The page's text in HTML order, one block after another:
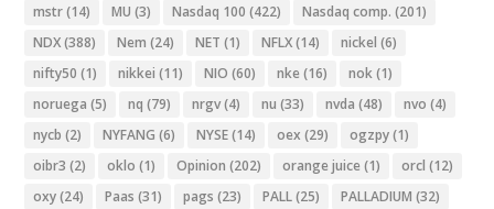
mstr(14) MU (3) Nasdaq 100 (422) Nasdaq comp. (201)
NDX(388) Nem (24) NET (1) NFLX(14) nickel (6)
nifty50 (1) nikkei (11) NIO (60) nke (16) nok(1)
noruega (5) nq (79) nrgv(4) nu (33) nvda (48) nvo (4)
nycb (2) NYFANG (6) NYSE(14) oex (29) ogzpy(1)
oibr3 (2) oklo (1) Opinion (202) orange juice (1) orcl (12)
oxy(24) Paas (31) pags (23) PALL(25) PALLADIUM (32)